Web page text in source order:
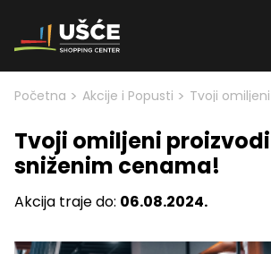
Skip to content
Početna > Akcije i Popusti >
Tvoji omiljeni
sniženim cenama!
Akcija traje do: 06.08.2024.